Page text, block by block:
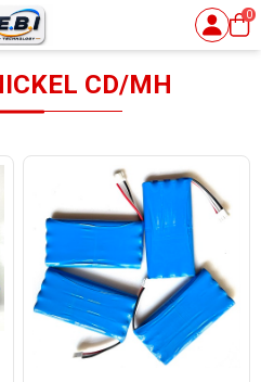
0
CD/MH